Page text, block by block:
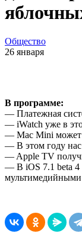
Общество
26 января
В программе:
— Платежная
— iWatch уже в
— Mac Mini может
— В этом году нас
— Apple TV
— В iOS 7.1 beta 4
мультимедийными